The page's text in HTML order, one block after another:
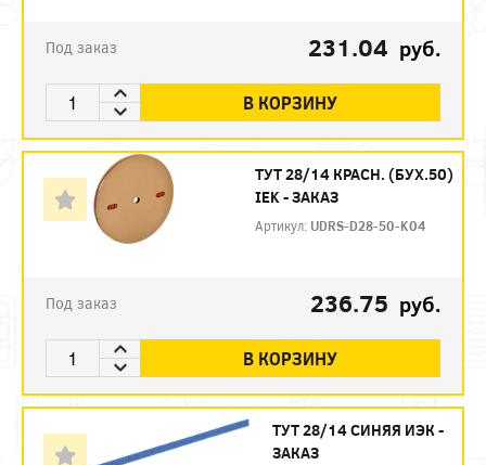
Под заказ 231.04 руб.
В КОРЗИНУ
ТУТ 28/14 КРАСН. (БУХ.50)
IEK - ЗАКАЗ
Артикул: UDRS-D28-50-K04
Под заказ 236.75 руб.
В КОРЗИНУ
ТУТ 28/14 СИНЯЯ ИЭК -
ЗАКАЗ